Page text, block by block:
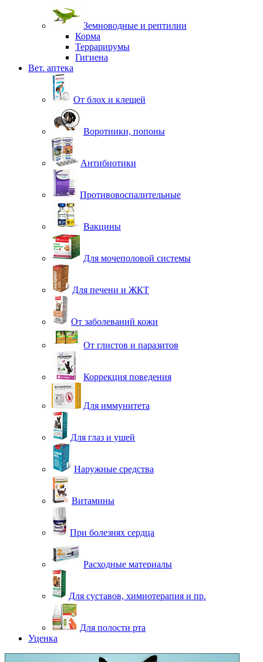
Земноводные и рептилии
Корма
Террарирумы
Гигиена
Вет. аптека
От блох и клещей
Воротники, попоны
Антибиотики
Противовоспалительные
Вакцины
Для мочеполовой системы
Для печени и ЖКТ
От заболеваний кожи
От глистов и паразитов
Коррекция поведения
Для иммунитета
Для глаз и ушей
Наружные средства
Витамины
При болезнях сердца
Расходные материалы
Для суставов, химиотерапия и пр.
Для полости рта
Уценка